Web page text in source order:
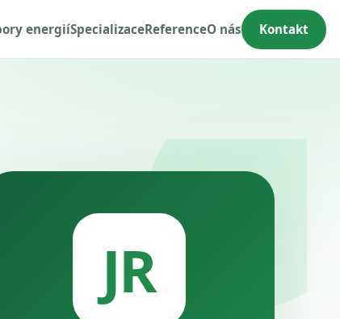
energiíSpecializaceReferenceO nás Kontakt
JR